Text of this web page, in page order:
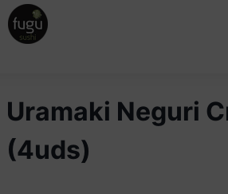
Uramaki Neguri
(4uds)